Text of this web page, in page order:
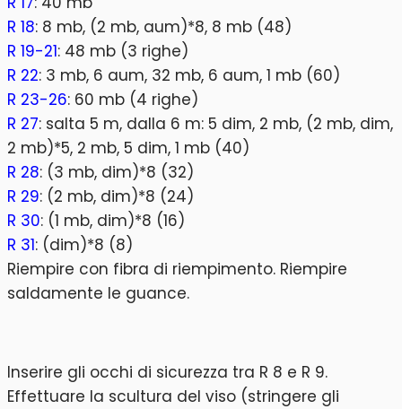
R 18: 8 mb, (2 mb, aum)*8, 8 mb (48)
R 19-21: 48 mb (3 righe)
R 22: 3 mb, 6 aum, 32 mb, 6 aum, 1 mb (60)
R 23-26: 60 mb (4 righe)
R 27: salta 5 m, dalla 6 m: 5 dim, 2 mb, (2 mb, dim,
2 mb)*5, 2 mb, 5 dim, 1 mb (40)
R 28: (3 mb, dim)*8 (32)
R 29: (2 mb, dim)*8 (24)
R 30: (1 mb, dim)*8 (16)
R 31: (dim)*8 (8)
Riempire con fibra di riempimento. Riempire
saldamente le guance.
Inserire gli occhi di sicurezza tra R 8 e R 9.
Effettuare la scultura del viso (stringere gli